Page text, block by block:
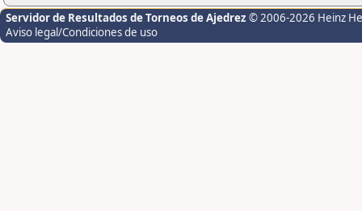
Servidor de Resultados de Torneos de Ajedrez © 2006-2026 Heinz
Aviso legal/Condiciones de uso